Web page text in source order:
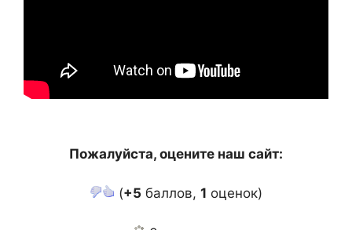
Пожалуйста, оцените наш сайт:
(+5 баллов, 1 оценок)